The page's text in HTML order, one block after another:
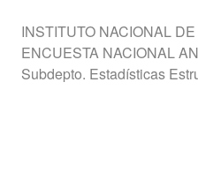
INSTITUTO NACIONAL
ENCUESTA NACIONAL
Subdepto. Estadísticas